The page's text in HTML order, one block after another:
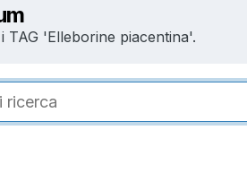
TAG 'Elleborine piacentina'.